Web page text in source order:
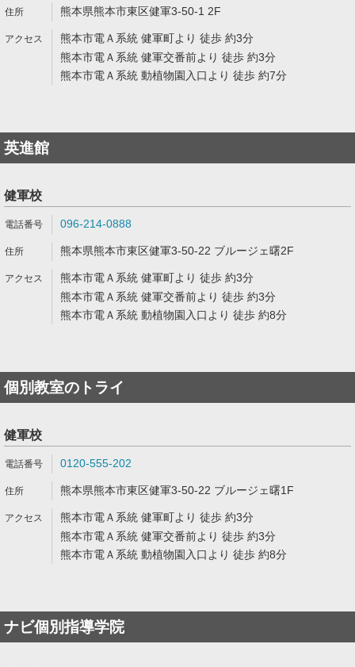
熊本県熊本市東区健軍3-50-1 2F
熊本市電Ａ系統 健軍町より 徒歩 約3分
熊本市電Ａ系統 健軍交番前より 徒歩 約3分
熊本市電Ａ系統 動植物園入口より 徒歩 約7分
英進館
健軍校
096-214-0888
熊本県熊本市東区健軍3-50-22 ブルージェ曙2F
熊本市電Ａ系統 健軍町より 徒歩 約3分
熊本市電Ａ系統 健軍交番前より 徒歩 約3分
熊本市電Ａ系統 動植物園入口より 徒歩 約8分
個別教室のトライ
健軍校
0120-555-202
熊本県熊本市東区健軍3-50-22 ブルージェ曙1F
熊本市電Ａ系統 健軍町より 徒歩 約3分
熊本市電Ａ系統 健軍交番前より 徒歩 約3分
熊本市電Ａ系統 動植物園入口より 徒歩 約8分
ナビ個別指導学院